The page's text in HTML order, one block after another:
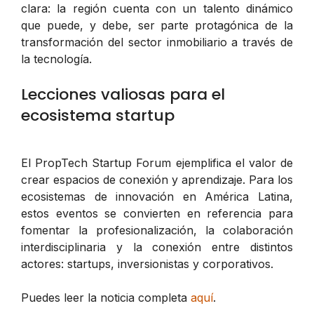
clara: la región cuenta con un talento dinámico
que puede, y debe, ser parte protagónica de la
transformación del sector inmobiliario a través de
la tecnología.
Lecciones valiosas para el
ecosistema startup
El PropTech Startup Forum ejemplifica el valor de
crear espacios de conexión y aprendizaje. Para los
ecosistemas de innovación en América Latina,
estos eventos se convierten en referencia para
fomentar la profesionalización, la colaboración
interdisciplinaria y la conexión entre distintos
actores: startups, inversionistas y corporativos.
Puedes leer la noticia completa aquí.